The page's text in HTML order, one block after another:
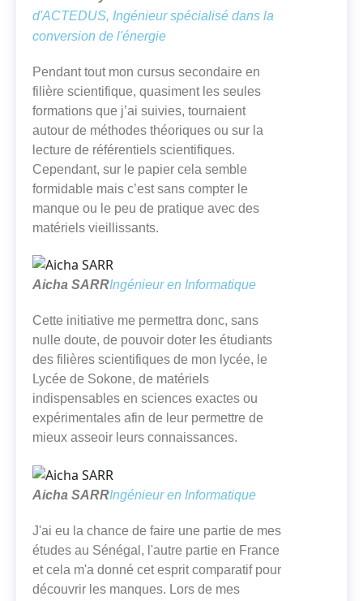
d'ACTEDUS, Ingénieur spécialisé dans la
conversion de l'énergie
Pendant tout mon cursus secondaire en
filière scientifique, quasiment les seules
formations que j’ai suivies, tournaient
autour de méthodes théoriques ou sur la
lecture de référentiels scientifiques.
Cependant, sur le papier cela semble
formidable mais c’est sans compter le
manque ou le peu de pratique avec des
matériels vieillissants.
Aicha SARRIngénieur en Informatique
Cette initiative me permettra donc, sans
nulle doute, de pouvoir doter les étudiants
des filières scientifiques de mon lycée, le
Lycée de Sokone, de matériels
indispensables en sciences exactes ou
expérimentales afin de leur permettre de
mieux asseoir leurs connaissances.
Aicha SARRIngénieur en Informatique
J'ai eu la chance de faire une partie de mes
études au Sénégal, l'autre partie en France
et cela m'a donné cet esprit comparatif pour
découvrir les manques. Lors de mes